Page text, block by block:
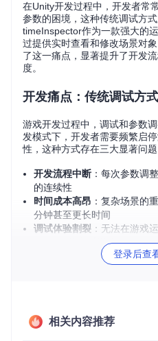
在Unity开发过程中，开发者常
参数的困境，这种传统调试方
timeInspector作为一款强大的
过提供实时查看和修改场景对
了这一痛点，显著提升了开发
度。
开发痛点：传统调试方
游戏开发过程中，调试和参数
发模式下，开发者需要频繁启
性，这种方式存在三大显著问题
开发流程中断 ：每次参数调
的连续性
时间成本高昂 ：复杂场景的
分钟甚至更长时间
调试体验割裂 ：无法在游戏
meplay 的实时影响
这些问题在开发后期尤为突出
解决方案：
登录后查
相关内容推荐